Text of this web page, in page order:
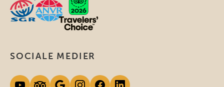
SOCIALE MEDIER